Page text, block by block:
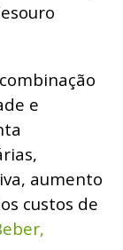
e
aumento
custos de